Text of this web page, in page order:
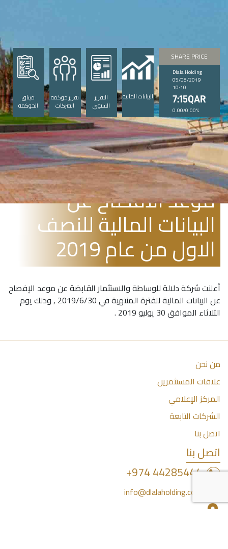
SHARE PRICE
Dlala Holding
05/08/2019
10:10
7:15QAR
0.00/0.00%
البيانات المالية
التقرير
السنوي
تقرير حوكمة
الشركات
ميثاق
الحوكمة
يوليو 8, 2019
موعد الافصاح عن
البيانات المالية للنصف
الاول من عام 2019
أعلنت شركة دلالة للوساطة والاستثمار القابضة عن موعد الإفصاح
عن البيانات المالية للفترة المنتهية في 2019/6/30 , وذلك يوم
الثلاثاء الموافق 30 يوليو 2019 .
من نحن
علاقات المستثمرين
المركز الإعلامي
الشركات التابعة
اتصل بنا
اتصل بنا
44285444 974+